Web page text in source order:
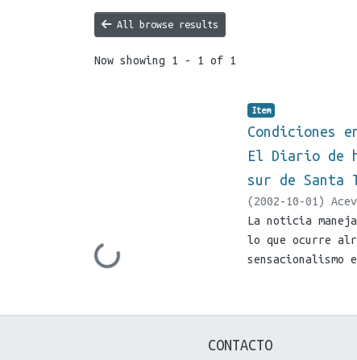
All browse results
Now showing 1 - 1 of 1
Loading...
Item
Condiciones
El Diario de
sur de Santa
(2002-10-01)
Elizabeth;
La noticia
lo que ocurre
investigación
sobre: EL
CONTACTO